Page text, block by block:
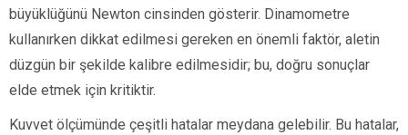
büyüklüğünü Newton cinsinden gösterir. Dinamometre
kullanırken dikkat edilmesi gereken en önemli faktör, aletin
düzgün bir şekilde kalibre edilmesidir; bu, doğru sonuçlar
elde etmek için kritiktir.
Kuvvet ölçümünde çeşitli hatalar meydana gelebilir. Bu hatalar,